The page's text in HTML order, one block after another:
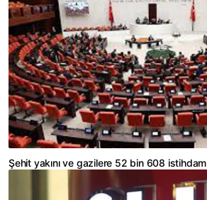
Şehit yakını ve gazilere 52 bin 608 istihdam